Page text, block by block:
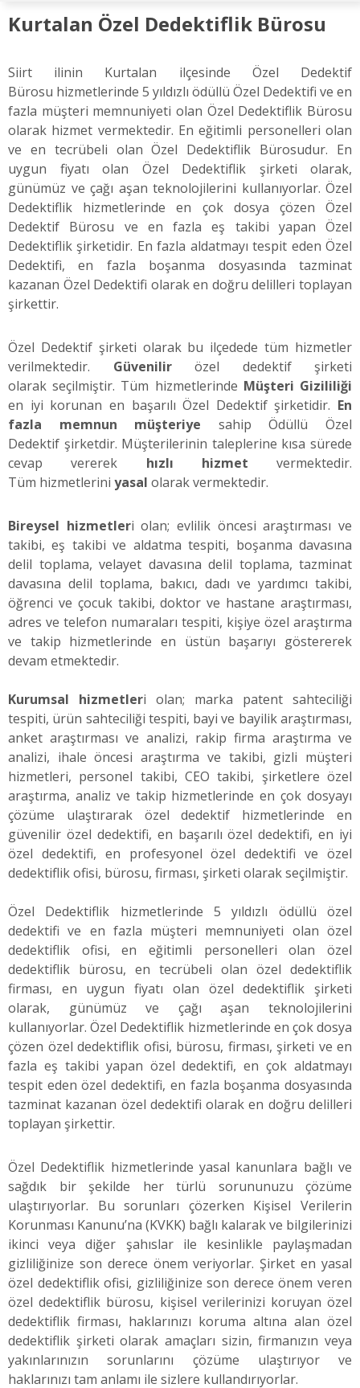
Kurtalan Özel Dedektiflik Bürosu
Siirt ilinin Kurtalan ilçesinde Özel Dedektif
Bürosu hizmetlerinde 5 yıldızlı ödüllü Özel Dedektifi ve en
fazla müşteri memnuniyeti olan Özel Dedektiflik Bürosu
olarak hizmet vermektedir. En eğitimli personelleri olan
ve en tecrübeli olan Özel Dedektiflik Bürosudur. En
uygun fiyatı olan Özel Dedektiflik şirketi olarak,
günümüz ve çağı aşan teknolojilerini kullanıyorlar. Özel
Dedektiflik hizmetlerinde en çok dosya çözen Özel
Dedektif Bürosu ve en fazla eş takibi yapan Özel
Dedektiflik şirketidir. En fazla aldatmayı tespit eden Özel
Dedektifi, en fazla boşanma dosyasında tazminat
kazanan Özel Dedektifi olarak en doğru delilleri toplayan
şirkettir.
Özel Dedektif şirketi olarak bu ilçedede tüm hizmetler
verilmektedir. Güvenilirözel dedektif şirketi
olarak seçilmiştir. Tüm hizmetlerinde Müşteri Gizililiği
en iyi korunan en başarılı Özel Dedektif şirketidir. En
fazla memnun müşteriye sahip Ödüllü Özel
Dedektif şirketdir. Müşterilerinin taleplerine kısa sürede
cevap vererek hızlı hizmet vermektedir.
Tüm hizmetlerini yasal olarak vermektedir.
Bireysel hizmetleri olan; evlilik öncesi araştırması ve
takibi, eş takibi ve aldatma tespiti, boşanma davasına
delil toplama, velayet davasına delil toplama, tazminat
davasına delil toplama, bakıcı, dadı ve yardımcı takibi,
öğrenci ve çocuk takibi, doktor ve hastane araştırması,
adres ve telefon numaraları tespiti, kişiye özel araştırma
ve takip hizmetlerinde en üstün başarıyı göstererek
devam etmektedir.
Kurumsal hizmetleri olan; marka patent sahteciliği
tespiti, ürün sahteciliği tespiti, bayi ve bayilik araştırması,
anket araştırması ve analizi, rakip firma araştırma ve
analizi, ihale öncesi araştırma ve takibi, gizli müşteri
hizmetleri, personel takibi, CEO takibi, şirketlere özel
araştırma, analiz ve takip hizmetlerinde en çok dosyayı
çözüme ulaştırarak özel dedektif hizmetlerinde en
güvenilir özel dedektifi, en başarılı özel dedektifi, en iyi
özel dedektifi, en profesyonel özel dedektifi ve özel
dedektiflik ofisi, bürosu, firması, şirketi olarak seçilmiştir.
Özel Dedektiflik hizmetlerinde 5 yıldızlı ödüllü özel
dedektifi ve en fazla müşteri memnuniyeti olan özel
dedektiflik ofisi, en eğitimli personelleri olan özel
dedektiflik bürosu, en tecrübeli olan özel dedektiflik
firması, en uygun fiyatı olan özel dedektiflik şirketi
olarak, günümüz ve çağı aşan teknolojilerini
kullanıyorlar. Özel Dedektiflik hizmetlerinde en çok dosya
çözen özel dedektiflik ofisi, bürosu, firması, şirketi ve en
fazla eş takibi yapan özel dedektifi, en çok aldatmayı
tespit eden özel dedektifi, en fazla boşanma dosyasında
tazminat kazanan özel dedektifi olarak en doğru delilleri
toplayan şirkettir.
Özel Dedektiflik hizmetlerinde yasal kanunlara bağlı ve
sağdık bir şekilde her türlü sorununuzu çözüme
ulaştırıyorlar. Bu sorunları çözerken Kişisel Verilerin
Korunması Kanunu’na (KVKK) bağlı kalarak ve bilgilerinizi
ikinci veya diğer şahıslar ile kesinlikle paylaşmadan
gizliliğinize son derece önem veriyorlar. Şirket en yasal
özel dedektiflik ofisi, gizliliğinize son derece önem veren
özel dedektiflik bürosu, kişisel verilerinizi koruyan özel
dedektiflik firması, haklarınızı koruma altına alan özel
dedektiflik şirketi olarak amaçları sizin, firmanızın veya
yakınlarınızın sorunlarını çözüme ulaştırıyor ve
haklarınızı tam anlamı ile sizlere kullandırıyorlar.